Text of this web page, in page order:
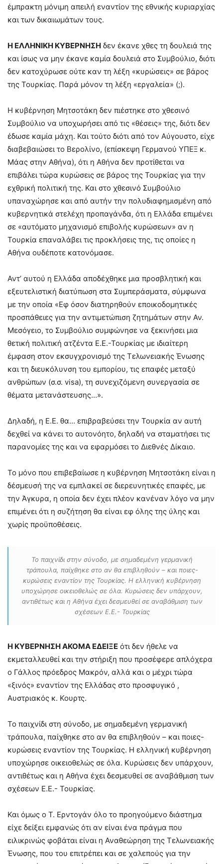
έμπρακτη μόνιμη απειλή εναντίον της εθνικής κυριαρχίας
και των δικαιωμάτων τους.
Η ΕΛΛΗΝΙΚΗ ΚΥΒΕΡΝΗΣΗ δεν έκανε χθες τη δουλειά της
και ίσως να μην έκανε καμία δουλειά στο Συμβούλιο, διότι
δεν κατοχύρωσε ούτε καν τη λέξη «κυρώσεις» σε βάρος
της Τουρκίας. Παρά μόνον τη λέξη «εργαλεία» (;).
Η κυβέρνηση Μητσοτάκη δεν πιέστηκε στο χθεσινό
Συμβούλιο να υποχωρήσει από τις «θέσεις» της, διότι δεν
έδωσε καμία μάχη. Και τούτο διότι από τον Αύγουστο, είχε
διαβεβαιώσει το Βερολίνο, (επίσκεψη Γερμανού ΥΠΕΞ κ.
Μάας στην Αθήνα), ότι η Αθήνα δεν προτίθεται να
επιβάλει τώρα κυρώσεις σε βάρος της Τουρκίας για την
εχθρική πολιτική της. Και στο χθεσινό Συμβούλιο
υπαναχώρησε και από αυτήν την πολυδιαφημισμένη από
κυβερνητικά στελέχη προπαγάνδα, ότι η Ελλάδα επιμένει
σε «αυτόματο μηχανισμό επιβολής κυρώσεων» αν η
Τουρκία επαναλάβει τις προκλήσεις της, τις οποίες η
Αθήνα ουδέποτε κατονόμασε.
Αντ’ αυτού η Ελλάδα αποδέχθηκε μια προσβλητική και
εξευτελιστική διατύπωση στα Συμπεράσματα, σύμφωνα
με την οποία «Εφ όσον διατηρηθούν εποικοδομητικές
προσπάθειες για την αντιμετώπιση ζητημάτων στην Αν.
Μεσόγειο, το Συμβούλιο συμφώνησε να ξεκινήσει μια
θετική πολιτική ατζέντα Ε.Ε.-Τουρκίας με ιδιαίτερη
έμφαση στον εκσυγχρονισμό της Τελωνειακής Ένωσης
και τη διευκόλυνση του εμπορίου, τις επαφές μεταξύ
ανθρώπων (σ.σ. visa), τη συνεχιζόμενη συνεργασία σε
θέματα μετανάστευσης…».
Δηλαδή, η Ε.Ε. θα… επιβραβεύσει την Τουρκία αν αυτή
δεχθεί να κάνει το αυτονόητο, δηλαδή να σταματήσει τις
παρανομίες της και να εφαρμόσει το Διεθνές Δίκαιο.
Το μόνο που επιβεβαίωσε η κυβέρνηση Μητσοτάκη είναι η
δέσμευσή της να εμπλακεί σε διερευνητικές επαφές, με
την Άγκυρα, η οποία δεν έχει πλέον κανέναν λόγο να μην
επιμένει ότι η συζήτηση θα είναι εφ όλης της ύλης και
χωρίς προϋποθέσεις.
Το παιχνίδι στην σύνοδο, με σημαδεμένη γερμανική
τράπουλα, παίχθηκε στο αν θα επιβληθούν – και ποιες-
κυρώσεις εναντίον της Τουρκίας. Η ελληνική κυβέρνηση
υποχώρησε οικειοθελώς σε όλα. Κυρώσεις δεν υπάρχουν,
αντιθέτως και η Αθήνα έχει δεσμευθεί σε αναβάθμιση των
σχέσεων Ε.Ε.- Τουρκίας
Η ΚΥΒΕΡΝΗΣΗ ΑΚΟΜΑ ΕΔΕΙΞΕ ότι δεν ήθελε να
εκμεταλλευθεί και την στήριξη που προσέφερε απλόχερα
ο Γάλλος πρόεδρος Μακρόν, αλλά και ο μέχρι τώρα
«ξινός» εναντίον της Ελλάδας στο προσφυγικό ,
Αυστριακός κ. Κουρτς.
Το παιχνίδι στη σύνοδο, με σημαδεμένη γερμανική
τράπουλα, παίχθηκε στο αν θα επιβληθούν – και ποιες-
κυρώσεις εναντίον της Τουρκίας. Η ελληνική κυβέρνηση
υποχώρησε οικειοθελώς σε όλα. Κυρώσεις δεν υπάρχουν,
αντιθέτως και η Αθήνα έχει δεσμευθεί σε αναβάθμιση των
σχέσεων Ε.Ε.- Τουρκίας.
Και όμως ο Τ. Ερντογάν όλο το προηγούμενο διάστημα
είχε δείξει εμφανώς ότι αν είναι ένα πράγμα που
ειλικρινώς φοβάται είναι η Αναθεώρηση της Τελωνειακής
Ένωσης, που του επιτρέπει και σε χαλεπούς για την